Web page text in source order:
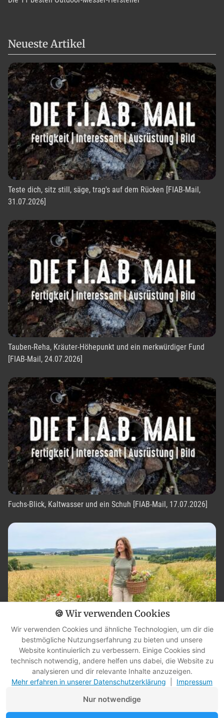
Neueste Artikel
Teste dich, sitz still, säge, trag's auf dem Rücken [FIAB-Mail,
31.07.2026]
Tauben-Reha, Kräuter-Höhepunkt und ein merkwürdiger Fund
[FIAB-Mail, 24.07.2026]
Fuchs-Blick, Kaltwasser und ein Schuh [FIAB-Mail, 17.07.2026]
7 Wildpflanzen & Kräuter im Juli auf ihrem Höhepunkt – und in
drei Wochen ist es vorbei
🍪 Wir verwenden Cookies
Wir verwenden Cookies und ähnliche Technologien, um dir die
bestmögliche Nutzungserfahrung zu bieten und unsere
Website kontinuierlich zu verbessern. Einige Cookies sind
technisch notwendig, andere helfen uns dabei, die Website zu
analysieren und dir relevante Inhalte anzuzeigen.
Mehr erfahren in unserer Datenschutzerklärung
Impressum
Nur notwendige